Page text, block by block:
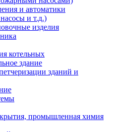
и автоматики
и т.д.)
изделия
котельных
здание
зданий и
промышленная химия